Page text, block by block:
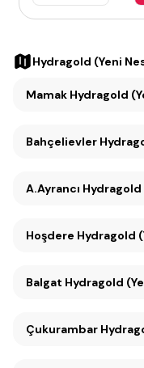
Hydragold (Yeni
Mamak Hydragold
Bahçelievler
A.Ayrancı
Hoşdere Hydragold
Balgat Hydragold
Çukurambar